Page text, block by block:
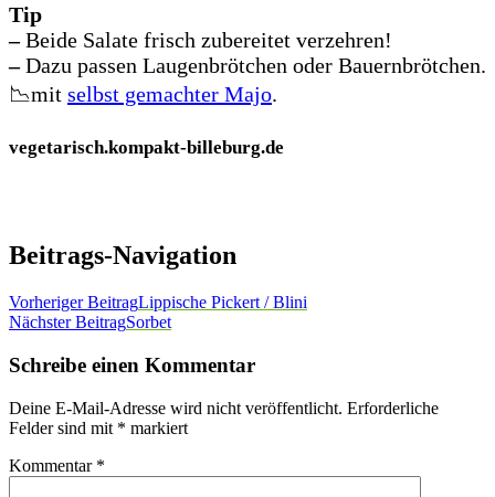
Tip
–Beide Salate frisch zubereitet verzehren!
–Dazu passen Laugenbrötchen oder Bauernbrötchen.
📉mit selbst gemachter Majo.
vegetarisch.kompakt-billeburg.de
Beitrags-Navigation
Vorheriger BeitragLippische Pickert / Blini
Nächster BeitragSorbet
Schreibe einen Kommentar
Deine E-Mail-Adresse wird nicht veröffentlicht. Erforderliche
Felder sind mit * markiert
Kommentar *